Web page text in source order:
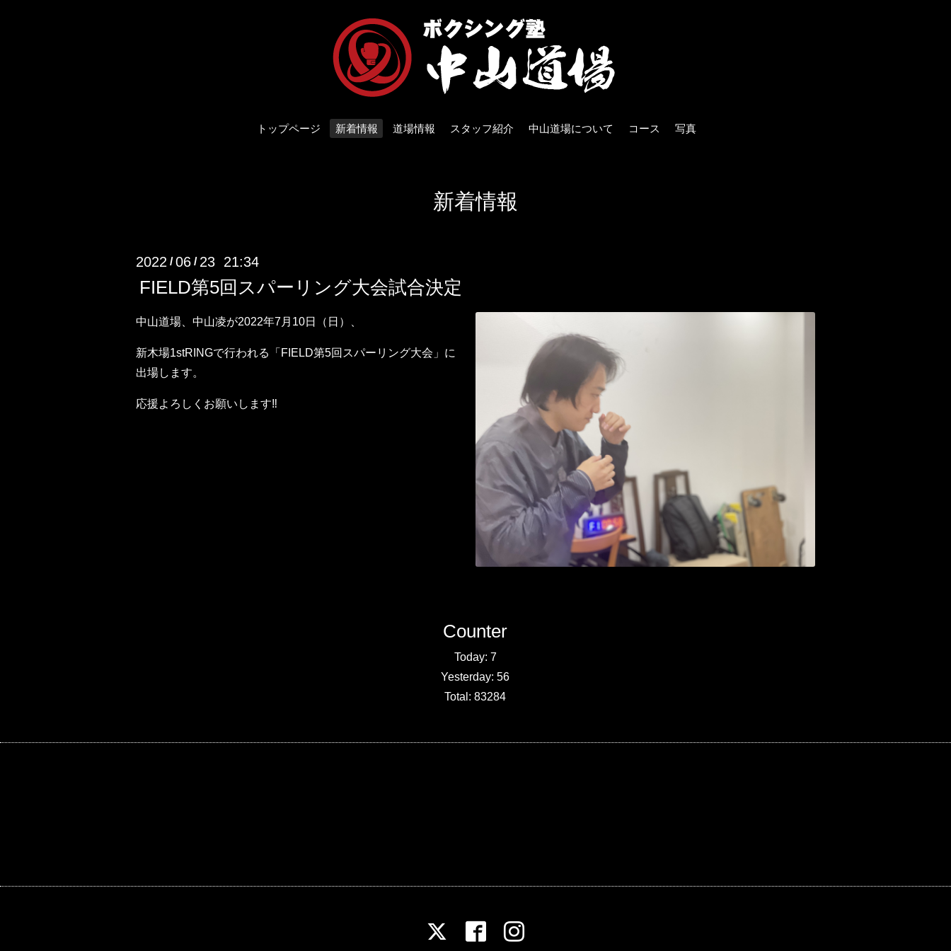
トップページ 新着情報 道場情報 スタッフ紹介 中山道場について コース 写真
新着情報
2022 /06 / 23 21:34
FIELD第5回スパーリング大会試合決定
中山道場、中山凌が2022年7月10日（日）、
新木場1stRINGで行われる「FIELD第5回スパーリング大会」に
出場します。
応援よろしくお願いします‼️
Counter
Today: 7
Yesterday:56
Total:83284